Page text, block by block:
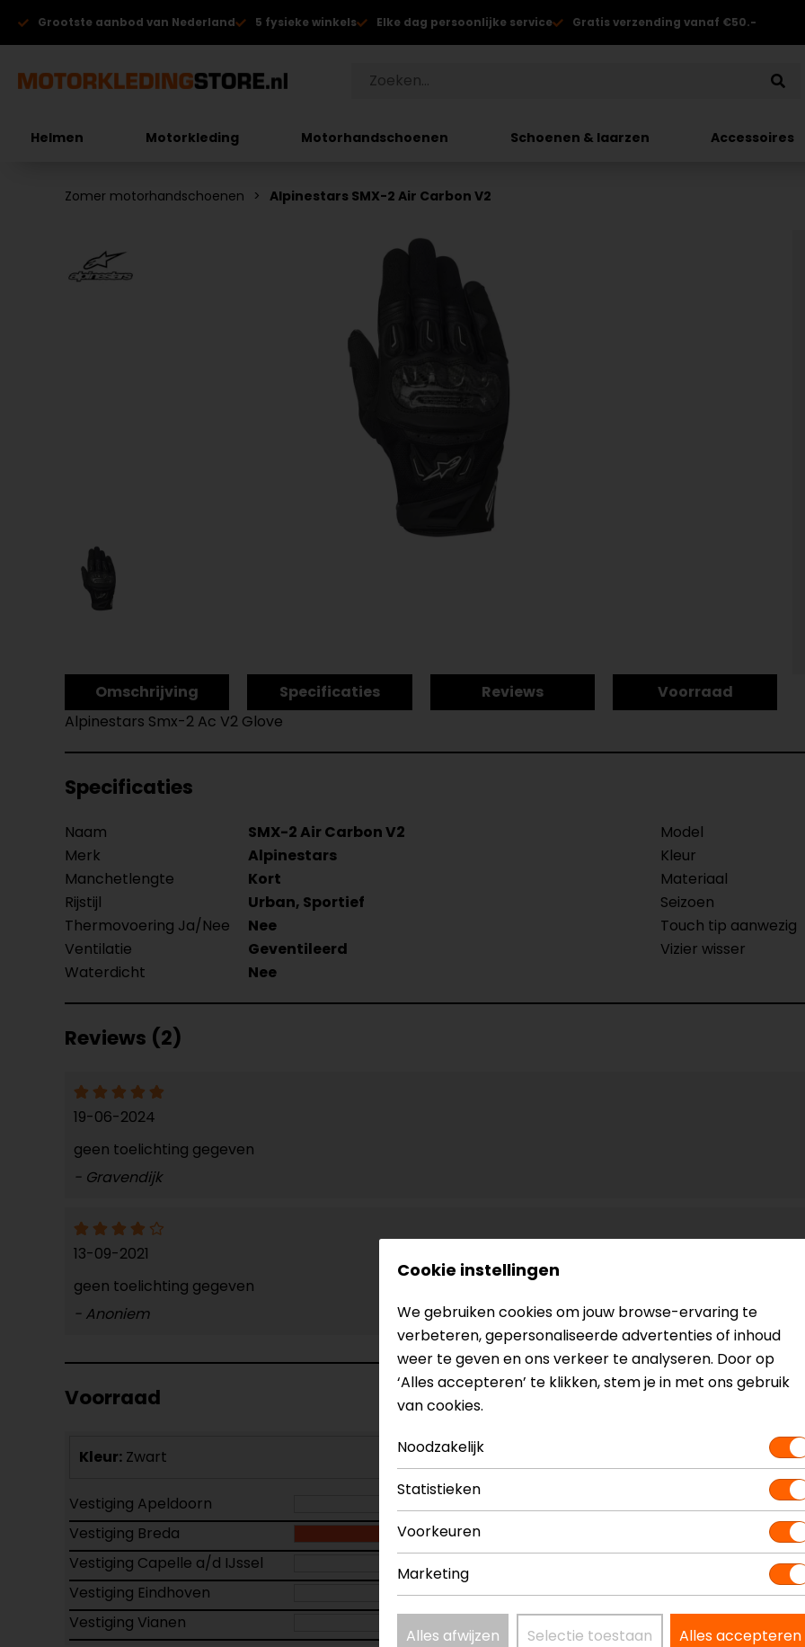
Grootste aanbod van Nederland 5 fysieke winkels Elke dag persoonlijke service Gratis verzending vanaf €50.-
Helmen Motorkleding Motorhandschoenen Schoenen & laarzen Accessoires
Zomer motorhandschoenen Alpinestars SMX-2 Air Carbon V2
Omschrijving Specificaties Reviews
Voorraad
Alpinestars Smx-2 Ac V2 Glove
Specificaties
Naam SMX-2 Air Carbon V2 Model
Merk
Alpinestars Kleur
Manchetlengte
Kort Materiaal
Rijstijl
Urban, Sportief Seizoen
Thermovoering Ja/Nee
Nee Touch tip aanwezig
Ventilatie
Geventileerd Vizier wisser
Waterdicht
Nee
Reviews (2)
19-06-2024
geen toelichting gegeven
- Gravendijk
13-09-2021
geen toelichting gegeven
- Anoniem
Voorraad
Kleur: Zwart
Vestiging Apeldoorn
Vestiging Breda
Vestiging Capelle a/d IJssel
Vestiging Eindhoven
Vestiging Vianen
Cookie instellingen
We gebruiken cookies om jouw browse-ervaring te
verbeteren, gepersonaliseerde advertenties of inhoud
weer te geven en ons verkeer te analyseren. Door op
‘Alles accepteren’ te klikken, stem je in met ons gebruik
van cookies.
Noodzakelijk
Statistieken
Voorkeuren
Marketing
Alles afwijzen Selectie toestaan Alles accepteren